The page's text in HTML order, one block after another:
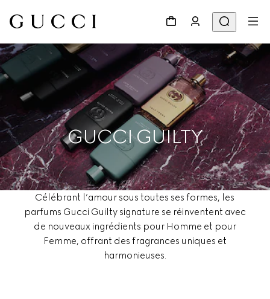
GUCCI GUILTY
Célébrant l’amour sous toutes ses formes, les
parfums Gucci Guilty signature se réinventent avec
de nouveaux ingrédients pour Homme et pour
Femme, offrant des fragrances uniques et
harmonieuses.